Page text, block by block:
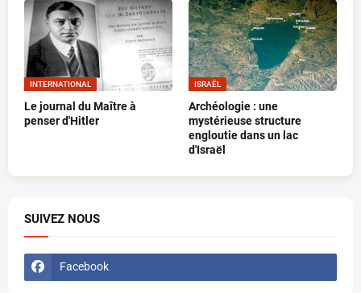
INTERNATIONAL
Le journal du Maître à
penser d'Hitler
ISRAËL
Archéologie : une
mystérieuse structure
engloutie dans un lac
d'Israël
SUIVEZ NOUS
Facebook